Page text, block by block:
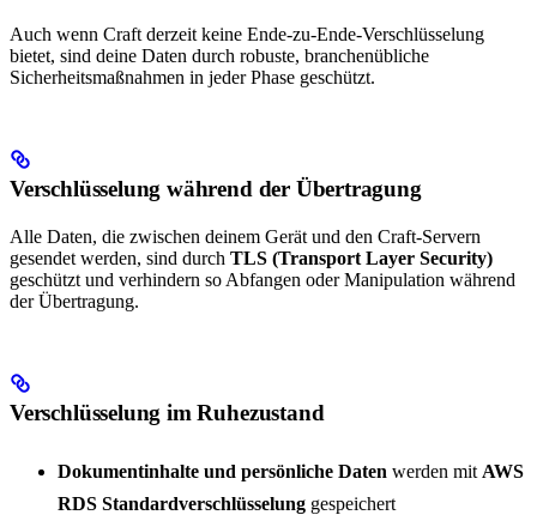
Auch wenn Craft derzeit keine Ende-zu-Ende-Verschlüsselung
bietet, sind deine Daten durch robuste, branchenübliche
Sicherheitsmaßnahmen in jeder Phase geschützt.
Verschlüsselung während der Übertragung
Alle Daten, die zwischen deinem Gerät und den Craft-Servern
gesendet werden, sind durch TLS (Transport Layer Security)
geschützt und verhindern so Abfangen oder Manipulation während
der Übertragung.
Verschlüsselung im Ruhezustand
Dokumentinhalte und persönliche Daten werden mit AWS
RDS Standardverschlüsselung gespeichert